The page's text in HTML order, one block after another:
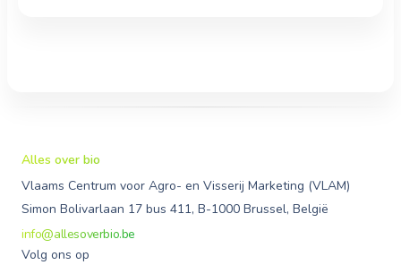
Alles over bio
Vlaams Centrum voor Agro- en Visserij Marketing (VLAM)
Simon Bolivarlaan 17 bus 411, B-1000 Brussel, België
info@allesoverbio.be
Volg ons op